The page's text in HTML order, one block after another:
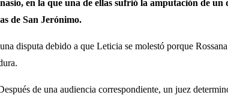
en la que una de ellas sufrió la amputación de
de San Jerónimo.
disputa debido a que Leticia se molestó porque
de una audiencia correspondiente, un juez